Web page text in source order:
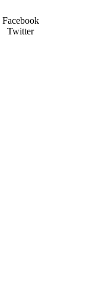
Facebook
Twitter